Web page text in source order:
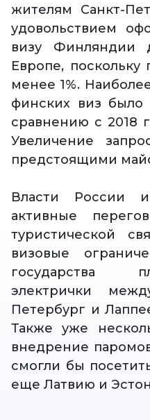
жителям Санкт-
удовольствием
визу Финляндии
Европе, поскольку
менее 1%.
финских виз
сравнению с 2018
Увеличение
предстоящими
Власти России
активные
туристической
визовые
государства
электрички
Петербург и
Также уже
внедрение
смогли бы
еще Латвию и